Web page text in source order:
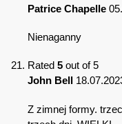
Patrice Chapelle
Nienaganny
Rated 5 out of 5
John Bell
Z zimnej formy.